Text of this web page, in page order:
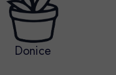
Donice